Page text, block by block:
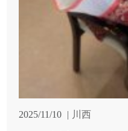
2025/11/10 川西